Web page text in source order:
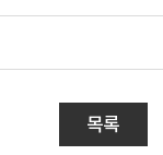
목록